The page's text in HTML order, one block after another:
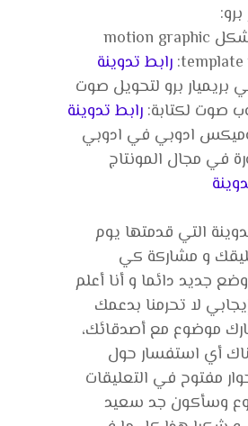
حل شامل لمشكل motion graphic
رابط تدوينة
برو لتحويل صوت
صوت لكتابة: رابط تدوينة
ادوبي في ادوبي
في مجال المونتاج
التي قدمتها يوم
و مشاركة كي
جديد دائما و أنا أعلم
لا تحرمنا بدعمك
موضوع مع أصدقائك،
أي استفسار حول
مفتوح في التعليقات
وسأكون جد سعيد